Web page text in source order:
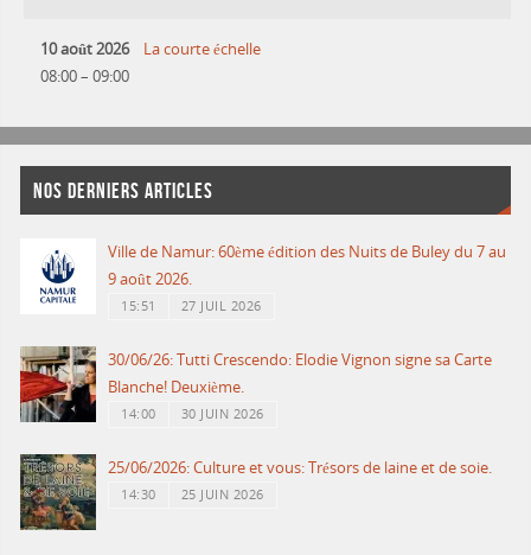
10 août 2026
08:00– 09:00
La courte échelle
NOS DERNIERS ARTICLES
Ville de Namur: 60ème édition des Nuits de Buley du 7 au
9 août 2026.
15:51 27 JUIL 2026
30/06/26: Tutti Crescendo: Elodie Vignon signe sa Carte
Blanche! Deuxième.
14:00 30 JUIN 2026
25/06/2026: Culture et vous: Trésors de laine et de soie.
14:30 25 JUIN 2026